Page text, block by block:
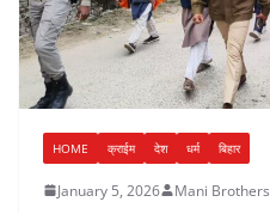
HOME क्राईम देश धर्म बिहार
January 5, 2026 Mani Brothers